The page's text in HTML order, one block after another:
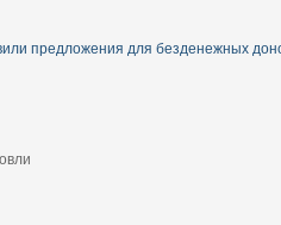
предложения для безденежных